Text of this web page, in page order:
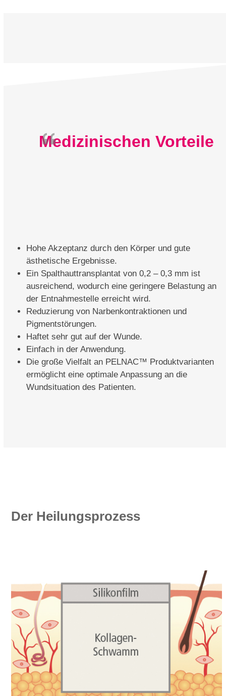
Medizinischen Vorteile
Hohe Akzeptanz durch den Körper und gute
ästhetische Ergebnisse.
Ein Spalthauttransplantat von 0,2 – 0,3 mm ist
ausreichend, wodurch eine geringere Belastung an
der Entnahmestelle erreicht wird.
Reduzierung von Narbenkontraktionen und
Pigmentstörungen.
Haftet sehr gut auf der Wunde.
Einfach in der Anwendung.
Die große Vielfalt an PELNAC™ Produktvarianten
ermöglicht eine optimale Anpassung an die
Wundsituation des Patienten.
Der Heilungsprozess